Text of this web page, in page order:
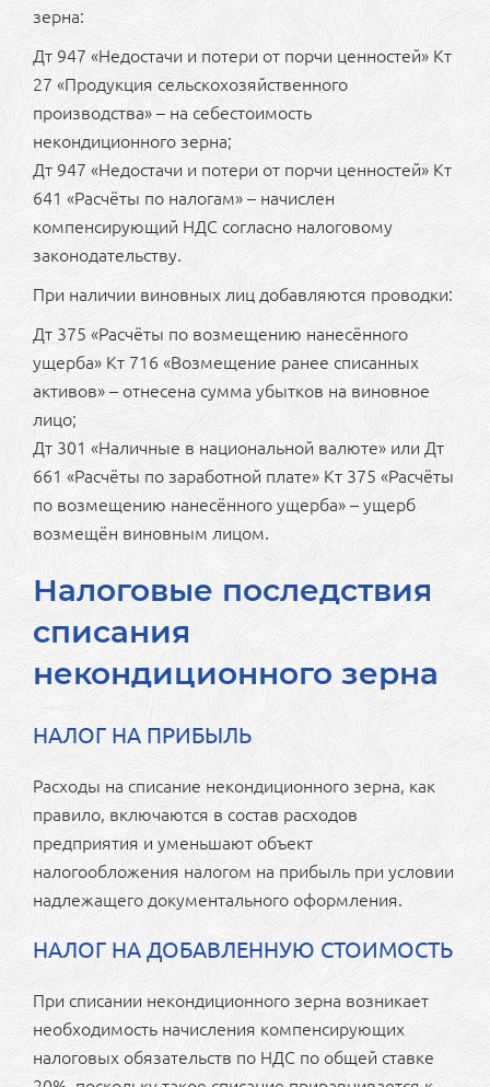
зерна:
Дт 947 «Недостачи и потери от порчи ценностей» Кт
27 «Продукция сельскохозяйственного
производства» – на себестоимость
некондиционного зерна;
Дт 947 «Недостачи и потери от порчи ценностей» Кт
641 «Расчёты по налогам» – начислен
компенсирующий НДС согласно налоговому
законодательству.
При наличии виновных лиц добавляются проводки:
Дт 375 «Расчёты по возмещению нанесённого
ущерба» Кт 716 «Возмещение ранее списанных
активов» – отнесена сумма убытков на виновное
лицо;
Дт 301 «Наличные в национальной валюте» или Дт
661 «Расчёты по заработной плате» Кт 375 «Расчёты
по возмещению нанесённого ущерба» – ущерб
возмещён виновным лицом.
Налоговые последствия
списания
некондиционного зерна
НАЛОГ НА ПРИБЫЛЬ
Расходы на списание некондиционного зерна, как
правило, включаются в состав расходов
предприятия и уменьшают объект
налогообложения налогом на прибыль при условии
надлежащего документального оформления.
НАЛОГ НА ДОБАВЛЕННУЮ СТОИМОСТЬ
При списании некондиционного зерна возникает
необходимость начисления компенсирующих
налоговых обязательств по НДС по общей ставке